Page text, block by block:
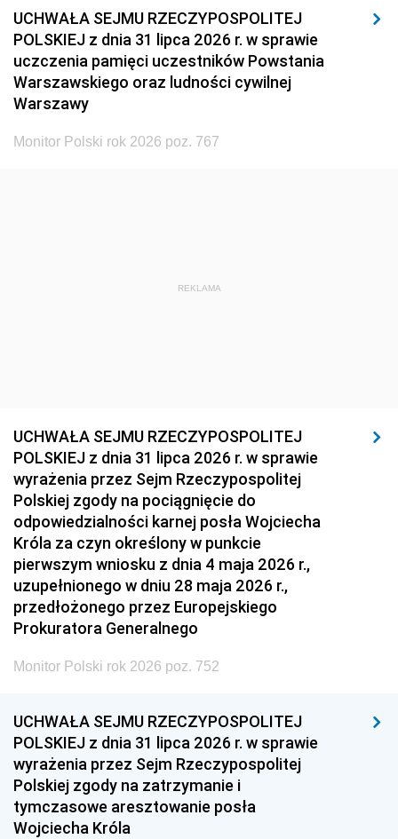
UCHWAŁA SEJMU RZECZYPOSPOLITEJ
POLSKIEJ z dnia 31 lipca 2026 r. w sprawie
uczczenia pamięci uczestników Powstania
Warszawskiego oraz ludności cywilnej
Warszawy
Monitor Polski rok 2026 poz. 767
REKLAMA
UCHWAŁA SEJMU RZECZYPOSPOLITEJ
POLSKIEJ z dnia 31 lipca 2026 r. w sprawie
wyrażenia przez Sejm Rzeczypospolitej
Polskiej zgody na pociągnięcie do
odpowiedzialności karnej posła Wojciecha
Króla za czyn określony w punkcie
pierwszym wniosku z dnia 4 maja 2026 r.,
uzupełnionego w dniu 28 maja 2026 r.,
przedłożonego przez Europejskiego
Prokuratora Generalnego
Monitor Polski rok 2026 poz. 752
UCHWAŁA SEJMU RZECZYPOSPOLITEJ
POLSKIEJ z dnia 31 lipca 2026 r. w sprawie
wyrażenia przez Sejm Rzeczypospolitej
Polskiej zgody na zatrzymanie i
tymczasowe aresztowanie posła
Wojciecha Króla